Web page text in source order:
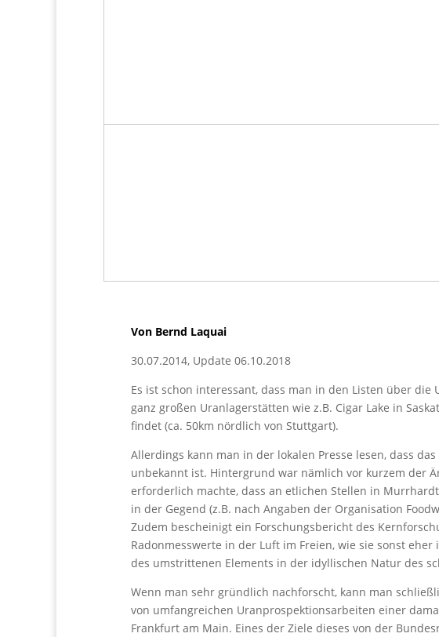
Von Bernd Laquai
30.07.2014, Update 06.10.2018
Es ist schon interessant, dass man in den Listen über die
ganz großen Uranlagerstätten wie z.B. Cigar Lake in
findet (ca. 50km nördlich von Stuttgart).
Allerdings kann man in der lokalen Presse lesen, dass
unbekannt ist. Hintergrund war nämlich vor kurzem der
erforderlich machte, dass an etlichen Stellen in
in der Gegend (z.B. nach Angaben der Organisation
Zudem bescheinigt ein Forschungsbericht des
Radonmesswerte in der Luft im Freien, wie sie sonst
des umstrittenen Elements in der idyllischen Natur des
Wenn man sehr gründlich nachforscht, kann man
von umfangreichen Uranprospektionsarbeiten einer
Frankfurt am Main. Eines der Ziele dieses von der